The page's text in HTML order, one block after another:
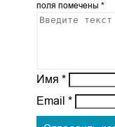
поля помечены *
Имя *
Email *